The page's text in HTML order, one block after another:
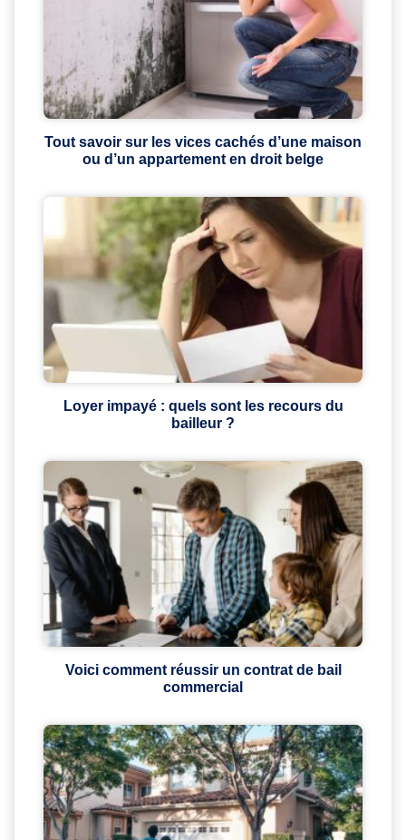
Tout savoir sur les vices cachés d’une maison
ou d’un appartement en droit belge
Loyer impayé : quels sont les recours du
bailleur ?
Voici comment réussir un contrat de bail
commercial